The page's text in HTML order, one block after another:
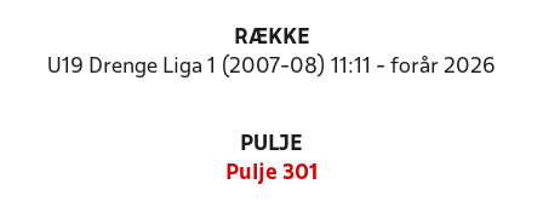
RÆKKE
U19 Drenge Liga 1 (2007-08) 11:11 - forår 2026
PULJE
Pulje 301